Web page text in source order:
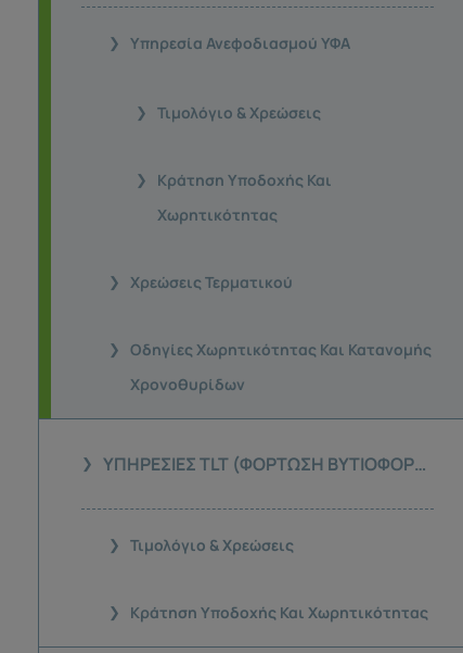
Υπηρεσία Ανεφοδιασμού ΥΦΑ
Τιμολόγιο & Χρεώσεις
Κράτηση Υποδοχής Και
Χωρητικότητας
Χρεώσεις Τερματικού
Οδηγίες Χωρητικότητας Και Κατανομής
Χρονοθυρίδων
ΥΠΗΡΕΣΊΕΣ TLT (ΦΌΡΤΩΣΗ ΒΥΤΙΟΦΌΡΩΝ)
Τιμολόγιο & Χρεώσεις
Κράτηση Υποδοχής Και Χωρητικότητας